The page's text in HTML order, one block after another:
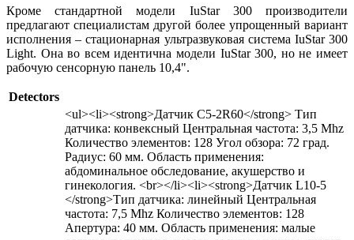
Кроме стандартной модели IuStar 300 производители
предлагают специалистам другой более упрощенный вариант
исполнения – стационарная ультразвуковая система IuStar 300
Light. Она во всем идентична модели IuStar 300, но не имеет
рабочую сенсорную панель 10,4".
Detectors
<ul><li><strong>Датчик C5-2R60</strong> Тип
датчика: конвексный Центральная частота: 3,5 Mhz
Количество элементов: 128 Угол обзора: 72 град.
Радиус: 60 мм. Область применения:
абдоминальное обследование, акушерство и
гинекология. <br></li><li><strong>Датчик L10-5
</strong>Тип датчика: линейный Центральная
частота: 7,5 Mhz Количество элементов: 128
Апертура: 40 мм. Область применения: малые